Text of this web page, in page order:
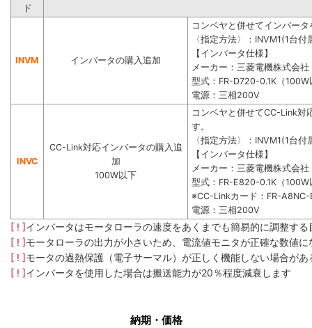
ド
INVM インバータの購入追加
コンベヤと併せてインバー
〈指定方法〉：INVM1(1台
【インバータ仕様】
メーカー：三菱電機株式会社
型式：FR-D720-0.1K（100W
電源：三相200V
INVC
CC-Link対応インバータの購入追
加
100W以下
コンベヤと併せてCC-Link対
す。
〈指定方法〉：INVM1(1台
【インバータ仕様】
メーカー：三菱電機株式会社
型式：FR-E820-0.1K（100W
※CC-Linkカード：FR-A8NC-
電源：三相200V
[ ! ]インバータはモータローラの速度をあくまでも簡易的に調整す
[ ! ]モータローラの出力が小さいため、電流値モニタが正確な数値
[ ! ]モータの過熱保護（電子サーマル）が正しく機能しない場合が
[ ! ]インバータを使用した場合は搬送能力が20％程度減衰します
納期・価格